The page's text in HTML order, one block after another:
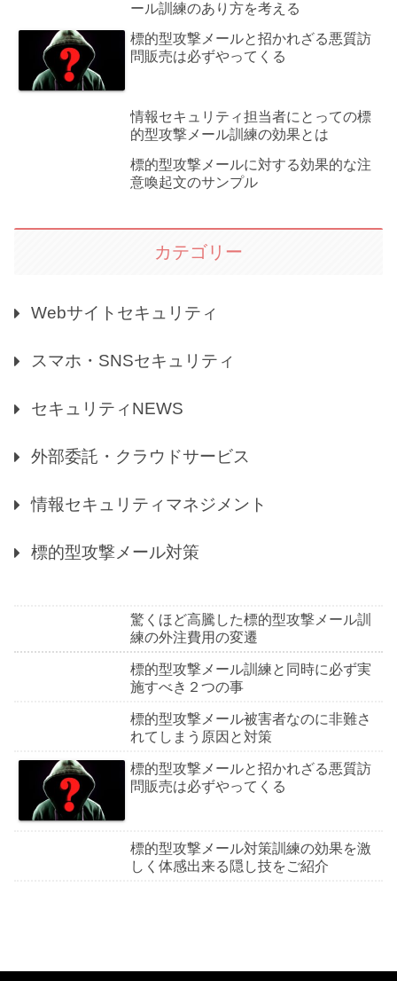
ール訓練のあり方を考える
標的型攻撃メールと招かれざる悪質訪
問販売は必ずやってくる
情報セキュリティ担当者にとっての標
的型攻撃メール訓練の効果とは
標的型攻撃メールに対する効果的な注
意喚起文のサンプル
カテゴリー
Webサイトセキュリティ
スマホ・SNSセキュリティ
セキュリティNEWS
外部委託・クラウドサービス
情報セキュリティマネジメント
標的型攻撃メール対策
驚くほど高騰した標的型攻撃メール訓
練の外注費用の変遷
標的型攻撃メール訓練と同時に必ず実
施すべき２つの事
標的型攻撃メール被害者なのに非難さ
れてしまう原因と対策
標的型攻撃メールと招かれざる悪質訪
問販売は必ずやってくる
標的型攻撃メール対策訓練の効果を激
しく体感出来る隠し技をご紹介